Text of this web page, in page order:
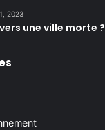
2023
une ville morte ?